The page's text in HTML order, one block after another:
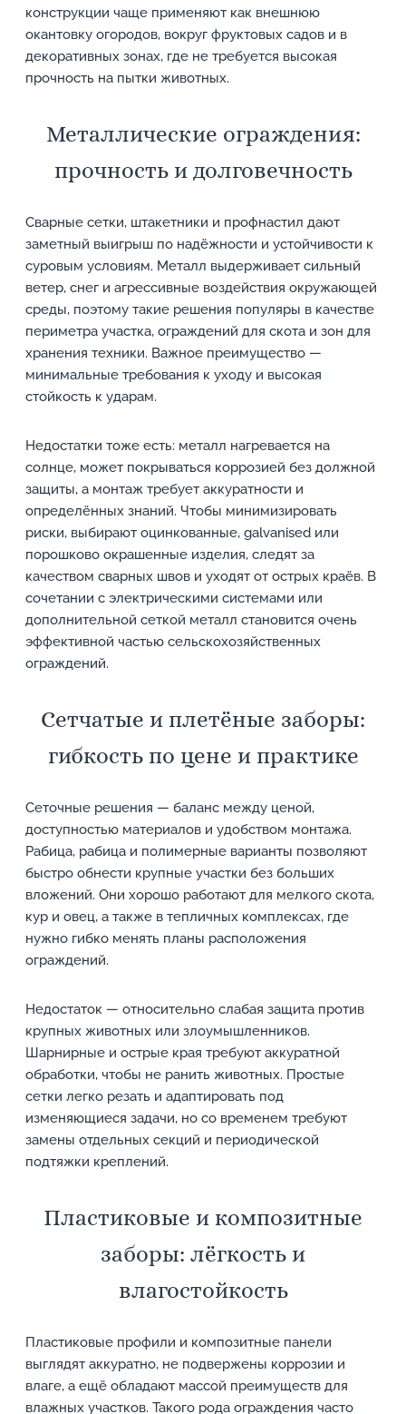
конструкции чаще применяют как внешнюю
окантовку огородов, вокруг фруктовых садов и в
декоративных зонах, где не требуется высокая
прочность на пытки животных.
Металлические ограждения:
прочность и долговечность
Сварные сетки, штакетники и профнастил дают
заметный выигрыш по надёжности и устойчивости к
суровым условиям. Металл выдерживает сильный
ветер, снег и агрессивные воздействия окружающей
среды, поэтому такие решения популяры в качестве
периметра участка, ограждений для скота и зон для
хранения техники. Важное преимущество —
минимальные требования к уходу и высокая
стойкость к ударам.
Недостатки тоже есть: металл нагревается на
солнце, может покрываться коррозией без должной
защиты, а монтаж требует аккуратности и
определённых знаний. Чтобы минимизировать
риски, выбирают оцинкованные, galvanised или
порошково окрашенные изделия, следят за
качеством сварных швов и уходят от острых краёв. В
сочетании с электрическими системами или
дополнительной сеткой металл становится очень
эффективной частью сельскохозяйственных
ограждений.
Сетчатые и плетёные заборы:
гибкость по цене и практике
Сеточные решения — баланс между ценой,
доступностью материалов и удобством монтажа.
Рабица, рабица и полимерные варианты позволяют
быстро обнести крупные участки без больших
вложений. Они хорошо работают для мелкого скота,
кур и овец, а также в тепличных комплексах, где
нужно гибко менять планы расположения
ограждений.
Недостаток — относительно слабая защита против
крупных животных или злоумышленников.
Шарнирные и острые края требуют аккуратной
обработки, чтобы не ранить животных. Простые
сетки легко резать и адаптировать под
изменяющиеся задачи, но со временем требуют
замены отдельных секций и периодической
подтяжки креплений.
Пластиковые и композитные
заборы: лёгкость и
влагостойкость
Пластиковые профили и композитные панели
выглядят аккуратно, не подвержены коррозии и
влаге, а ещё обладают массой преимуществ для
влажных участков. Такого рода ограждения часто